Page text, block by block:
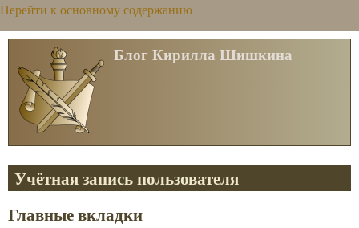
Перейти к основному содержанию
Блог Кирилла Шишкина
Учётная запись пользователя
Главные вкладки